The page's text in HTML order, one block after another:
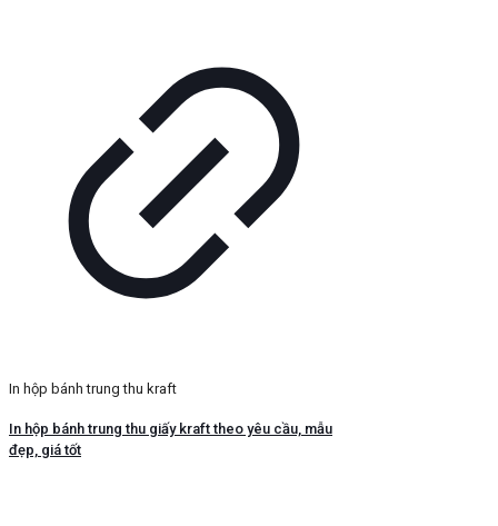
In hộp bánh trung thu kraft
In hộp bánh trung thu giấy kraft theo yêu cầu, mẫu
đẹp, giá tốt